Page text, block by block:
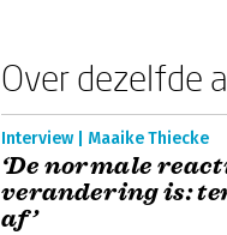
Over dezelfde
Interview | Maaike Thiecke
‘De normale
verandering is:
af’